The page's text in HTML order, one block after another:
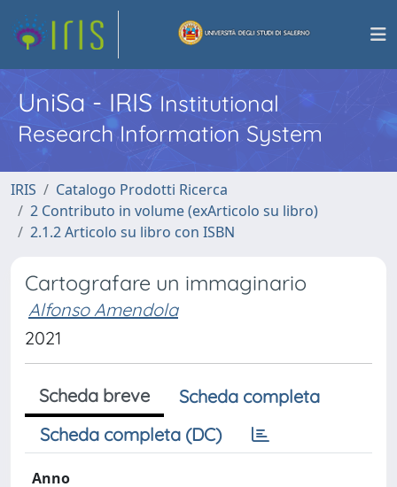
UniSa - IRISInstitutional
Research Information System
IRIS
Catalogo Prodotti Ricerca
2 Contributo in volume (exArticolo su libro)
2.1.2 Articolo su libro con ISBN
Cartografare un immaginario
Alfonso Amendola
2021
Scheda breve
Scheda completa
Scheda completa (DC)
Anno